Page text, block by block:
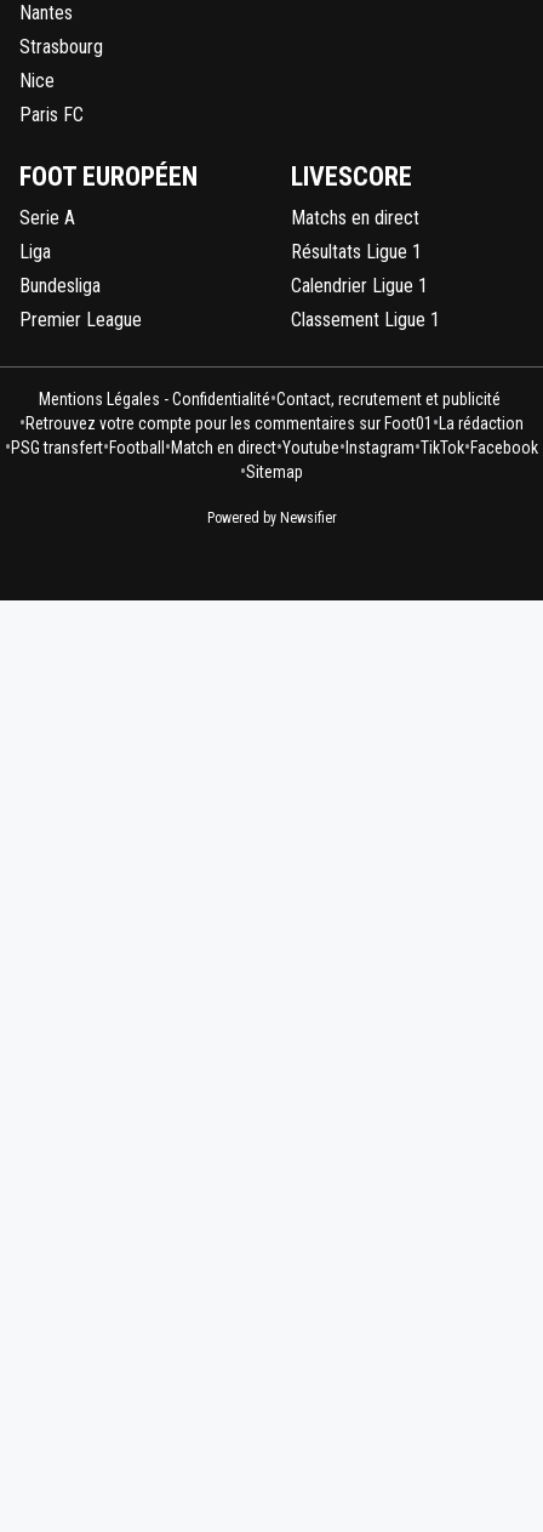
Nantes
Strasbourg
Nice
Paris FC
FOOT EUROPÉEN
Serie A
Liga
Bundesliga
Premier League
LIVESCORE
Matchs en direct
Résultats Ligue 1
Calendrier Ligue 1
Classement Ligue 1
Mentions Légales - Confidentialité•Contact, recrutement et publicité
•Retrouvez votre compte pour les commentaires sur Foot01 •La rédaction
•PSG transfert•Football •Match en direct•Youtube• Instagram•TikTok•Facebook
•Sitemap
Powered by Newsifier